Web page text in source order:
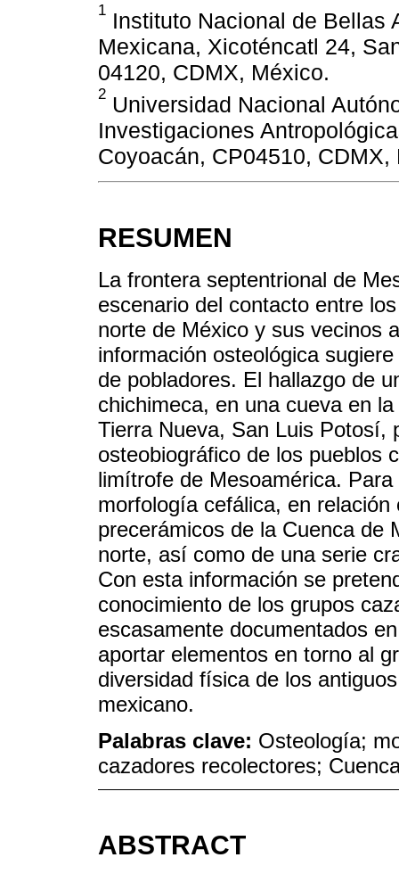
1 Instituto Nacional de Bellas
Mexicana, Xicoténcatl 24,
04120, CDMX, México.
2 Universidad Nacional
Investigaciones
Coyoacán, CP04510, CDMX,
RESUMEN
La frontera septentrional de
escenario del contacto entre
norte de México y sus vecinos
información osteológica
de pobladores. El hallazgo de
chichimeca, en una cueva en
Tierra Nueva, San Luis Potosí,
osteobiográfico de los pueblos
limítrofe de Mesoamérica.
morfología cefálica, en
precerámicos de la Cuenca de
norte, así como de una serie
Con esta información se
conocimiento de los grupos
escasamente documentados
aportar elementos en torno al
diversidad física de los
mexicano.
Palabras clave: Osteología;
cazadores recolectores;
ABSTRACT